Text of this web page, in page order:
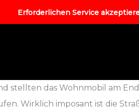
Erforderlichen Service
stellten das Wohnmobil am
Wirklich imposant ist die